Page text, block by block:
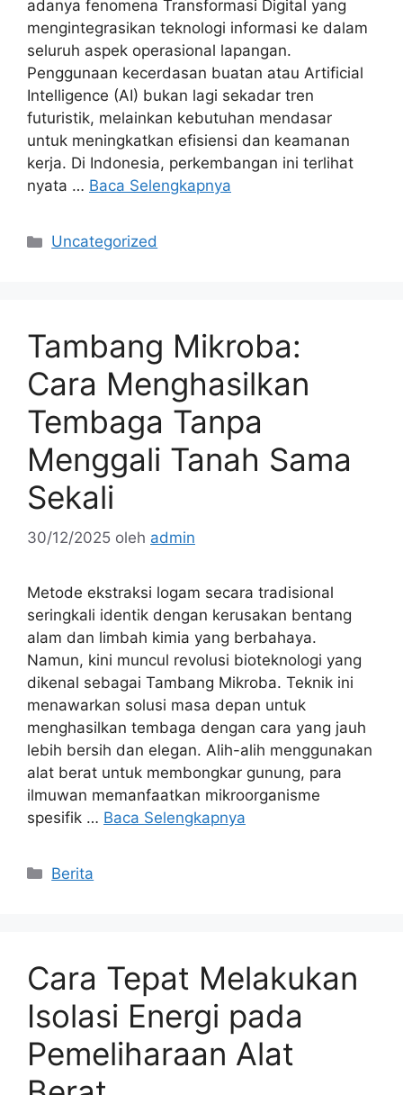
adanya fenomena Transformasi Digital yang
mengintegrasikan teknologi informasi ke dalam
seluruh aspek operasional lapangan.
Penggunaan kecerdasan buatan atau Artificial
Intelligence (AI) bukan lagi sekadar tren
futuristik, melainkan kebutuhan mendasar
untuk meningkatkan efisiensi dan keamanan
kerja. Di Indonesia, perkembangan ini terlihat
nyata … Baca Selengkapnya
Kategori
Uncategorized
Tambang Mikroba:
Cara Menghasilkan
Tembaga Tanpa
Menggali Tanah Sama
Sekali
30/12/2025 oleh admin
Metode ekstraksi logam secara tradisional
seringkali identik dengan kerusakan bentang
alam dan limbah kimia yang berbahaya.
Namun, kini muncul revolusi bioteknologi yang
dikenal sebagai Tambang Mikroba. Teknik ini
menawarkan solusi masa depan untuk
menghasilkan tembaga dengan cara yang jauh
lebih bersih dan elegan. Alih-alih menggunakan
alat berat untuk membongkar gunung, para
ilmuwan memanfaatkan mikroorganisme
spesifik … Baca Selengkapnya
Kategori
Berita
Cara Tepat Melakukan
Isolasi Energi pada
Pemeliharaan Alat